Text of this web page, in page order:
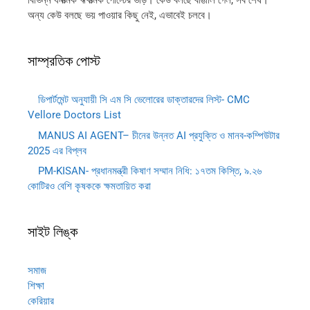
অন্য কেউ বলছে ভয় পাওয়ার কিছু নেই, এভাবেই চলবে।
সাম্প্রতিক পোস্ট
ডিপার্টমেন্ট অনুযায়ী সি এম সি ভেলোরের ডাক্তারদের লিস্ট- CMC
Vellore Doctors List
MANUS AI AGENT– চীনের উন্নত AI প্রযুক্তি ও মানব-কম্পিউটার
2025 এর বিপ্লব
PM-KISAN- প্রধানমন্ত্রী কিষাণ সম্মান নিধি: ১৭তম কিস্তি, ৯.২৬
কোটিরও বেশি কৃষককে ক্ষমতায়িত করা
সাইট লিঙ্ক
সমাজ
শিক্ষা
কেরিয়ার